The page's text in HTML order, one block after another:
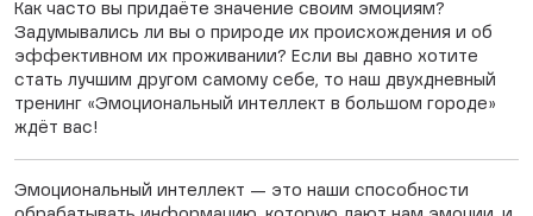
Как часто вы придаёте значение своим эмоциям?
Задумывались ли вы о природе их происхождения и об
эффективном их проживании? Если вы давно хотите
стать лучшим другом самому себе, то наш двухдневный
тренинг «Эмоциональный интеллект в большом городе»
ждёт вас! ⠀
Эмоциональный интеллект — это наши способности